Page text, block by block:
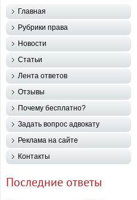
Главная
Рубрики права
Новости
Статьи
Лента ответов
Отзывы
Почему бесплатно?
Задать вопрос адвокату
Реклама на сайте
Контакты
Последние ответы